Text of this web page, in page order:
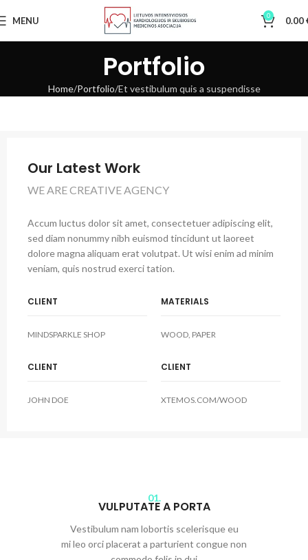
MENU 0 0.00
Portfolio
Home Portfolio Et vestibulum quis a suspendisse
Our Latest Work
WE ARE CREATIVE AGENCY
Accum luctus dolor sit amet, consectetuer adipiscing elit,
sed diam nonummy nibh euismod tincidunt ut laoreet
dolore magna aliquam erat volutpat. Ut wisi enim ad minim
veniam, quis nostrud exerci tation.
CLIENT MATERIALS
MINDSPARKLE SHOP WOOD, PAPER
CLIENT CLIENT
JOHN DOE XTEMOS.COM/WOOD
01.
VULPUTATE A PORTA
Vestibulum nam lobortis scelerisque eu
mi leo orci placerat a parturient congue non